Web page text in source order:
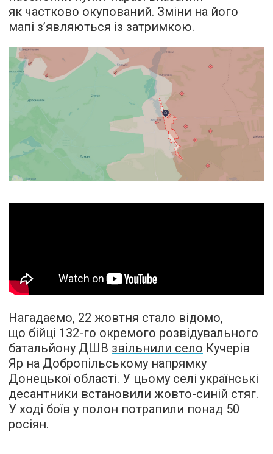
як частково окупований. Зміни на його
мапі з’являються із затримкою.
Нагадаємо, 22 жовтня стало відомо,
що бійці 132-го окремого розвідувального
батальйону ДШВ звільнили село Кучерів
Яр на Добропільському напрямку
Донецької області. У цьому селі українські
десантники встановили жовто-синій стяг.
У ході боїв у полон потрапили понад 50
росіян.